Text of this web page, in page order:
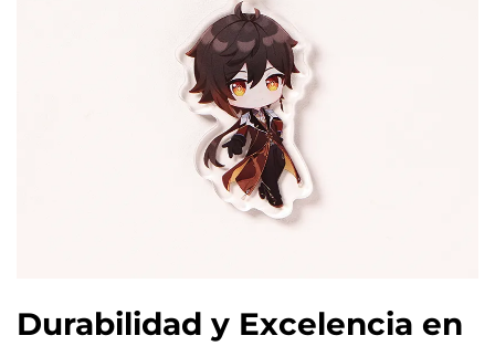
Durabilidad y Excelencia en